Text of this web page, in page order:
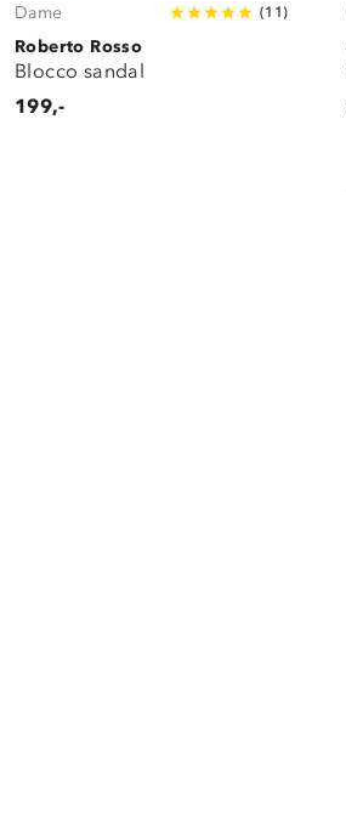
Dame (11 )
Roberto Rosso
Blocco sandal
199,-